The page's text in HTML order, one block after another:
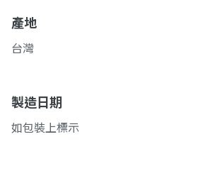
產地
台灣
製造日期
如包裝上標示